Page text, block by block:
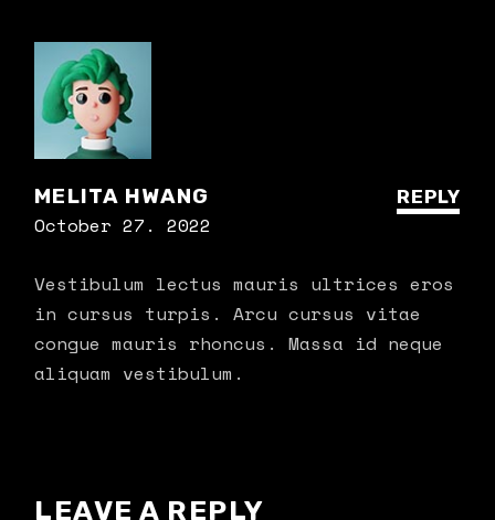
MELITA HWANG
October 27. 2022
REPLY
Vestibulum lectus mauris ultrices eros
in cursus turpis. Arcu cursus vitae
congue mauris rhoncus. Massa id neque
aliquam vestibulum.
LEAVE A REPLY